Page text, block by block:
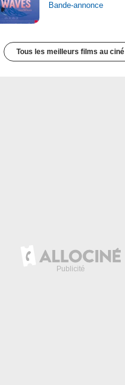
Bande-annonce
Tous les meilleurs films au ciné